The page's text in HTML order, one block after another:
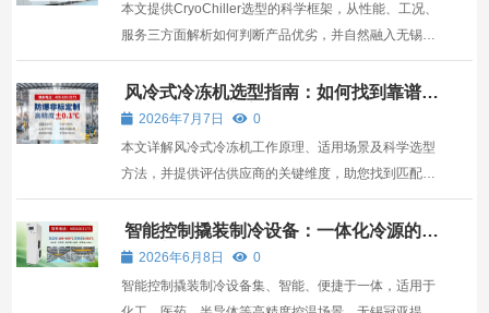
本文提供CryoChiller选型的科学框架，从性能、工况、
服务三方面解析如何判断产品优劣，并自然融入无锡冠
亚。
风冷式冷冻机选型指南：如何找到靠谱的
供应商与匹配方案
2026年7月7日
0
本文详解风冷式冷冻机工作原理、适用场景及科学选型
方法，并提供评估供应商的关键维度，助您找到匹配的
制冷解决方案。
智能控制撬装制冷设备：一体化冷源的选
型与应用指南
2026年6月8日
0
智能控制撬装制冷设备集、智能、便捷于一体，适用于